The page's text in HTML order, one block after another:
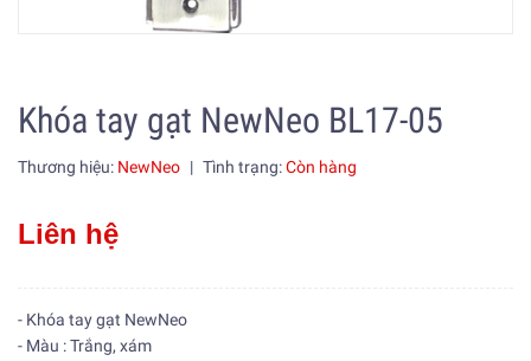
Khóa tay gạt NewNeo BL17-05
Thương hiệu: NewNeo | Tình trạng:Còn hàng
Liên hệ
- Khóa tay gạt NewNeo
- Màu : Trắng, xám